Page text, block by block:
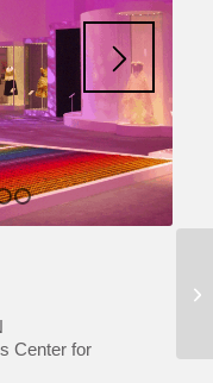
2 3 4 5 6 7 8
Center for